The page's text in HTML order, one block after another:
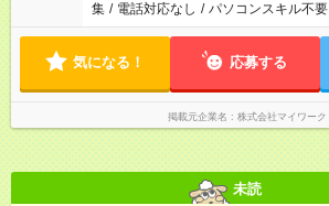
集 / 電話対応なし / パソコンスキル不要
気になる！ 応募する
掲載元企業名 株式会社マイワーク
未読